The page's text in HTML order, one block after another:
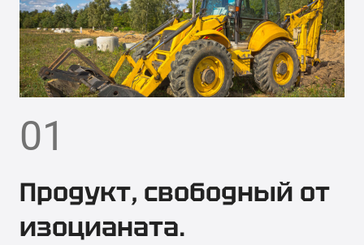
01
Продукт, свободный от
изоцианата.